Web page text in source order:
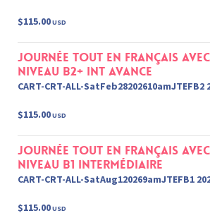
$115.00USD
Journée tout en français
Niveau B2+ Int Avance
CART-CRT-ALL-SatFeb28202610amJTEFB2
$115.00USD
Journée tout en français
Niveau B1 intermédiaire
CART-CRT-ALL-SatAug120269amJTEFB1
$115.00USD